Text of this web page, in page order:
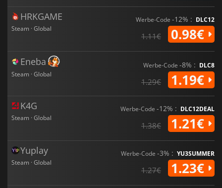
HRKGAME
Steam · Global
Werbe-Code -12% : DLC12
1.11€ 0.98€
Eneba
Steam · Global
Werbe-Code -8% : DLC8
1.29€ 1.19€
K4G
Steam · Global
Werbe-Code -12% : DLC12DEAL
1.38€ 1.21€
Yuplay
Steam · Global
Werbe-Code -3% : YU3SUMMER
1.27€ 1.23€